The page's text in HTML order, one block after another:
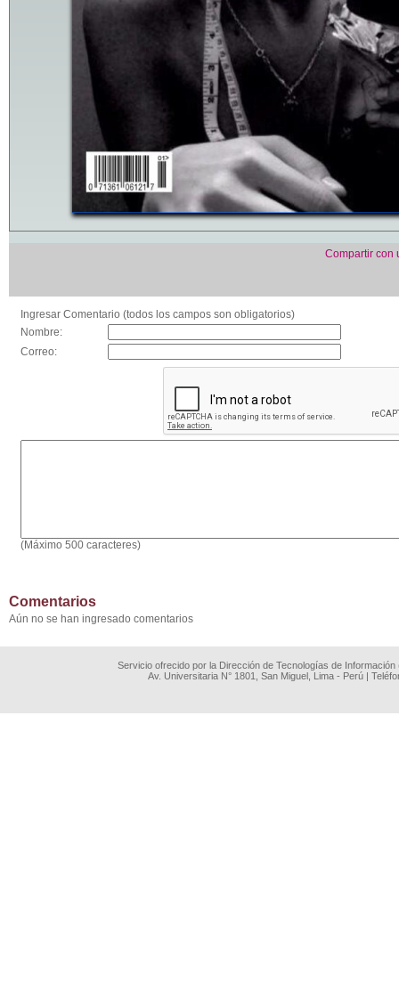
Compartir con
Ingresar Comentario (todos los campos son obligatorios)
Nombre:
Correo:
(Máximo 500 caracteres)
Comentarios
Aún no se han ingresado comentarios
Servicio ofrecido por la Dirección de Tecnologías de
Av. Universitaria N° 1801, San Miguel, Lima - Perú |